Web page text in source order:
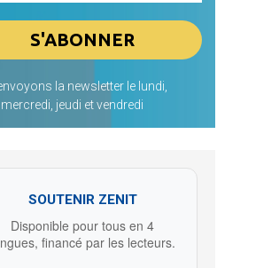
la newsletter le lundi,
jeudi et vendredi
SOUTENIR ZENIT
Disponible pour tous en 4
financé par les lecteurs.